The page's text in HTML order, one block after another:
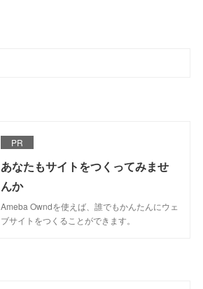
PR
あなたもサイトをつくってみませ
んか
Ameba Owndを使えば、誰でもかんたんにウェ
ブサイトをつくることができます。